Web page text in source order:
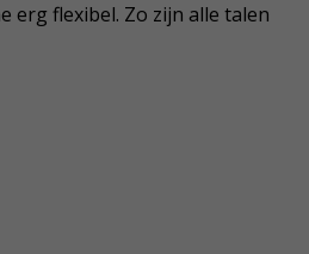
erg flexibel. Zo zijn alle talen